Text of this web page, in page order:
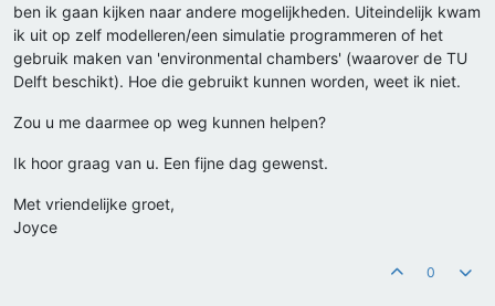
ben ik gaan kijken naar andere mogelijkheden. Uiteindelijk kwam
ik uit op zelf modelleren/een simulatie programmeren of het
gebruik maken van 'environmental chambers' (waarover de TU
Delft beschikt). Hoe die gebruikt kunnen worden, weet ik niet.
Zou u me daarmee op weg kunnen helpen?
Ik hoor graag van u. Een fijne dag gewenst.
Met vriendelijke groet,
Joyce
0